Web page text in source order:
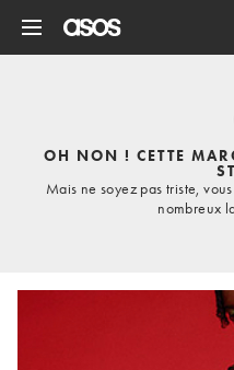
OH NON ! CETTE
Mais ne soyez pas triste,
nombreux